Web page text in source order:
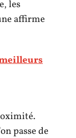
les
affirme
passe de